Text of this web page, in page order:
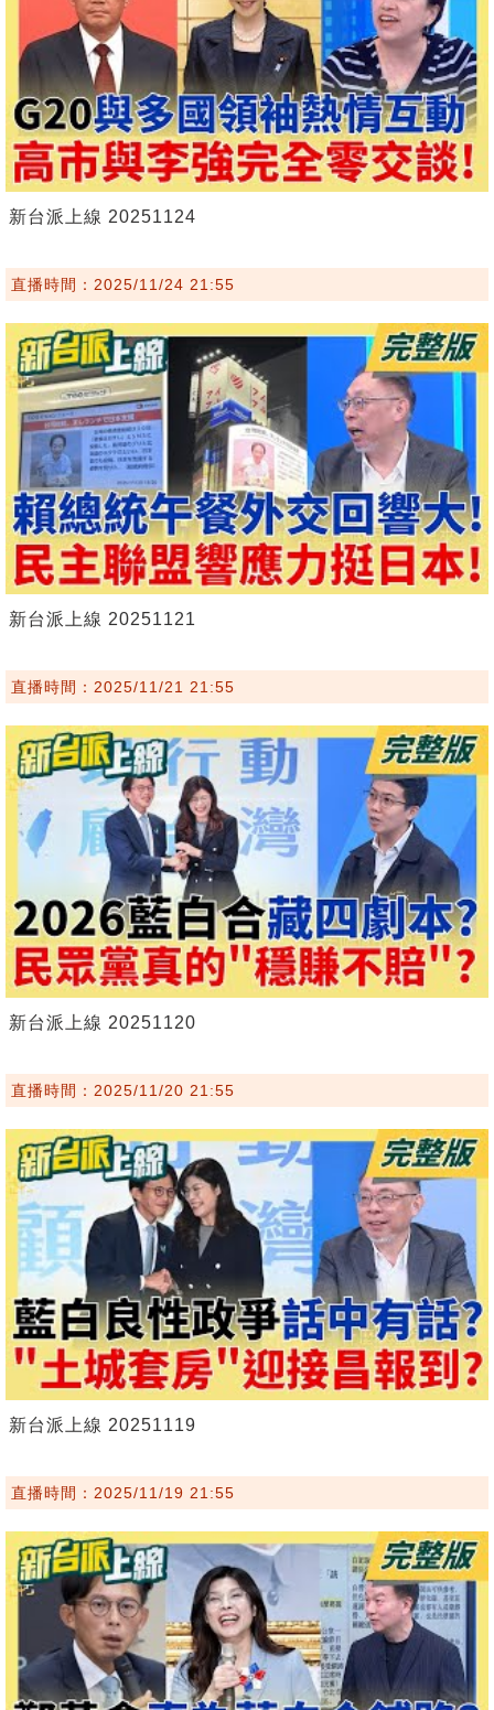
新台派上線 20251124
直播時間：2025/11/24 21:55
新台派上線 20251121
直播時間：2025/11/21 21:55
新台派上線 20251120
直播時間：2025/11/20 21:55
新台派上線 20251119
直播時間：2025/11/19 21:55